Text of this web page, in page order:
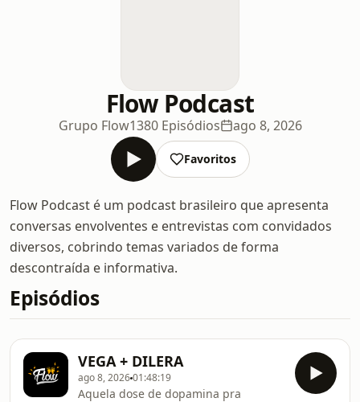
Flow Podcast
Grupo Flow1380 Episódios ago 8, 2026
Favoritos
Flow Podcast é um podcast brasileiro que apresenta
conversas envolventes e entrevistas com convidados
diversos, cobrindo temas variados de forma
descontraída e informativa.
Episódios
VEGA + DILERA
ago 8, 202601:48:19
Aquela dose de dopamina pra